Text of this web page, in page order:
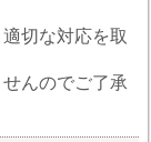
切な対応を取
んのでご了承